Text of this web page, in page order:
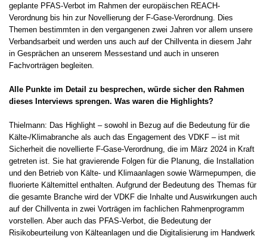
geplante PFAS-Verbot im Rahmen der europäischen REACH-
Verordnung bis hin zur Novellierung der F-Gase-Verordnung. Dies
Themen bestimmten in den vergangenen zwei Jahren vor allem unsere
Verbandsarbeit und werden uns auch auf der Chillventa in diesem Jahr
in Gesprächen an unserem Messestand und auch in unseren
Fachvorträgen begleiten.
Alle Punkte im Detail zu besprechen, würde sicher den Rahmen
dieses Interviews sprengen. Was waren die Highlights?
Thielmann: Das Highlight – sowohl in Bezug auf die Bedeutung für die
Kälte-/Klimabranche als auch das Engagement des VDKF – ist mit
Sicherheit die novellierte F-Gase-Verordnung, die im März 2024 in Kraft
getreten ist. Sie hat gravierende Folgen für die Planung, die Installation
und den Betrieb von Kälte- und Klimaanlagen sowie Wärmepumpen, die
fluorierte Kältemittel enthalten. Aufgrund der Bedeutung des Themas für
die gesamte Branche wird der VDKF die Inhalte und Auswirkungen auch
auf der Chillventa in zwei Vorträgen im fachlichen Rahmenprogramm
vorstellen. Aber auch das PFAS-Verbot, die Bedeutung der
Risikobeurteilung von Kälteanlagen und die Digitalisierung im Handwerk